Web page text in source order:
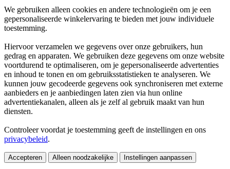
We gebruiken alleen cookies en andere technologieën om je een
gepersonaliseerde winkelervaring te bieden met jouw individuele
toestemming.
Hiervoor verzamelen we gegevens over onze gebruikers, hun
gedrag en apparaten. We gebruiken deze gegevens om onze website
voortdurend te optimaliseren, om je gepersonaliseerde advertenties
en inhoud te tonen en om gebruiksstatistieken te analyseren. We
kunnen jouw gecodeerde gegevens ook synchroniseren met externe
aanbieders en je aanbiedingen laten zien via hun online
advertentiekanalen, alleen als je zelf al gebruik maakt van hun
diensten.
Controleer voordat je toestemming geeft de instellingen en ons
privacybeleid.
Accepteren Alleen noodzakelijke Instellingen aanpassen